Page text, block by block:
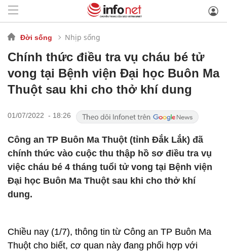
Đời sống Nhịp sống
Chính thức điều tra vụ cháu bé tử
vong tại Bệnh viện Đại học Buôn Ma
Thuột sau khi cho thở khí dung
01/07/2022 - 18:26
Công an TP Buôn Ma Thuột (tỉnh Đắk Lắk) đã
chính thức vào cuộc thu thập hồ sơ điều tra vụ
việc cháu bé 4 tháng tuổi tử vong tại Bệnh viện
Đại học Buôn Ma Thuột sau khi cho thở khí
dung.
Chiều nay (1/7), thông tin từ Công an TP Buôn Ma
Thuột cho biết, cơ quan này đang phối hợp với